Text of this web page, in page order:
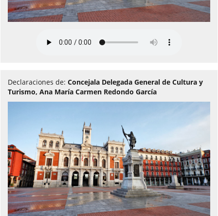
Declaraciones de: Concejala Delegada General de Cultura y
Turismo, Ana María Carmen Redondo García